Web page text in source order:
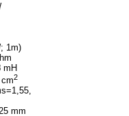
1m)
mH
2
mm